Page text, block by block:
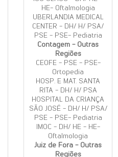
HE- Oftalmologia
UBERLANDIA MEDICAL
CENTER - DH/ H/ PSA/
PSE - PSE- Pediatria
Contagem - Outras
Regiões
CEOFE - PSE - PSE-
Ortopedia
HOSP. E MAT. SANTA
RITA - DH/ H/ PSA
HOSPITAL DA CRIANÇA
SÃO JOSÉ - DH/ H/ PSA/
PSE - PSE- Pediatria
IMOC - DH/ HE - HE-
Oftalmologia
Juiz de Fora - Outras
Regiões